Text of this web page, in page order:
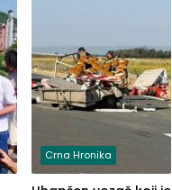
Crna Hronika